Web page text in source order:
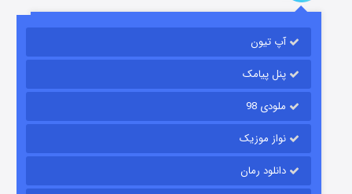
باب اسفنجی فصل ۱۷
قسمت۶ (زیرنویس) منتشر شد
آپ تیون
پنل پیامک
ملودی 98
نواز موزیک
دانلود رمان